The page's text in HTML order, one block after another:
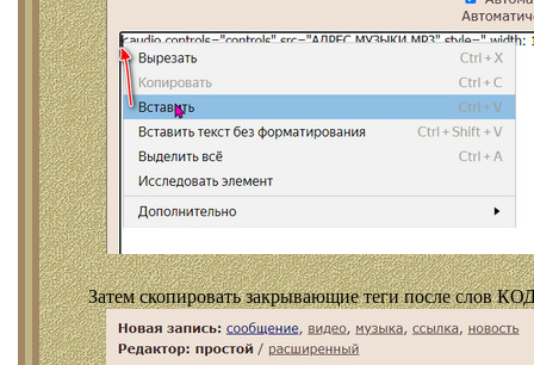
Затем скопировать закрывающие теги после слов